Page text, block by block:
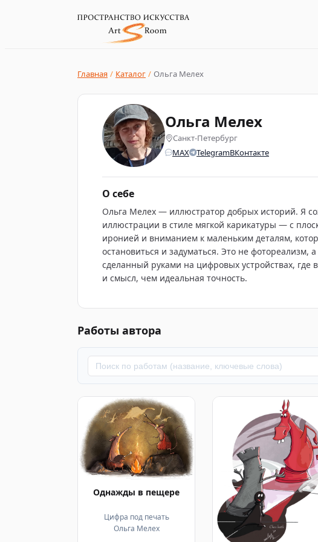
Главная / Каталог / Ольга Мелех
Ольга Мелех
Санкт-Петербург
MAX
TelegramВКонтакте
О себе
Ольга Мелех — иллюстратор добрых историй. Я
иллюстрации в стиле мягкой карикатуры — с
иронией и вниманием к маленьким деталям,
остановиться и задуматься. Это не фотореализм,
сделанный руками на цифровых устройствах, где
и смысл, чем идеальная точность.
Работы автора
Однажды в пещере
Цифра под печать
Ольга Мелех